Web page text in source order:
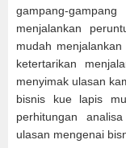
gampang-
menjalankan
mudah
ketertarikan
menyimak ulasan
bisnis kue lapis
perhitungan
ulasan mengenai